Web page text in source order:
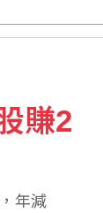
賺2
年減